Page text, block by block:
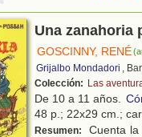
Una zanahoria
GOSCINNY, RENÉ
Grijalbo Mondadori
,
Colección: Las
De 10 a 11 años.
48 p.; 22x29 cm.;
Resumen:
Cuenta